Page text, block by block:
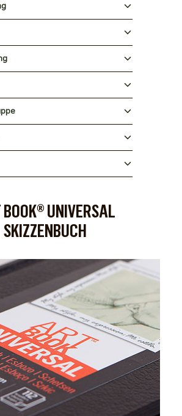
UNIVERSAL
SKIZZENBUCH